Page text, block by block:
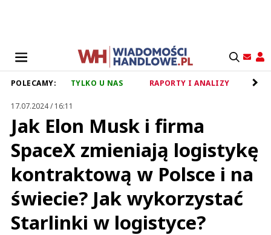
POLECAMY: TYLKO U NAS RAPORTY I ANALIZY
17.07.2024 / 16:11
Jak Elon Musk i firma
SpaceX zmieniają logistykę
kontraktową w Polsce i na
świecie? Jak wykorzystać
Starlinki w logistyce?